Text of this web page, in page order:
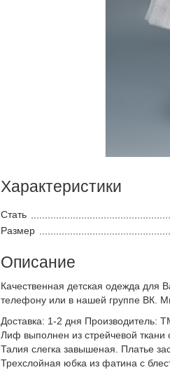
Характеристики
Стать
Размер
Описание
Качественная детская одежда для
телефону или в нашей группе ВК.
Доставка: 1-2 дня Производитель:
Лиф выполнен из стрейчевой ткани
Талия слегка завышеная. Платье
Трехслойная юбка из фатина с